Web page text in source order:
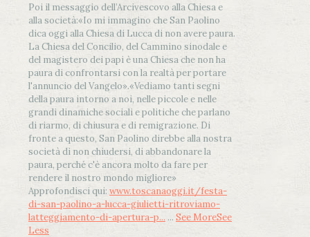
Poi il messaggio dell’Arcivescovo alla Chiesa e
alla società:«Io mi immagino che San Paolino
dica oggi alla Chiesa di Lucca di non avere paura.
La Chiesa del Concilio, del Cammino sinodale e
del magistero dei papi è una Chiesa che non ha
paura di confrontarsi con la realtà per portare
l'annuncio del Vangelo».«Vediamo tanti segni
della paura intorno a noi, nelle piccole e nelle
grandi dinamiche sociali e politiche che parlano
di riarmo, di chiusura e di remigrazione. Di
fronte a questo, San Paolino direbbe alla nostra
società di non chiudersi, di abbandonare la
paura, perché c'è ancora molto da fare per
rendere il nostro mondo migliore»
Approfondisci qui: www.toscanaoggi.it/festa-
di-san-paolino-a-lucca-giulietti-ritroviamo-
latteggiamento-di-apertura-p... ... See MoreSee
Less